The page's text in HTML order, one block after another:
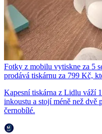
Fotky z mobilu vytiskne za 5
prodává tiskárnu za 799 Kč,
Kapesní tiskárna z Lidlu váží
inkoustu a stojí méně než dvě
černobílé.